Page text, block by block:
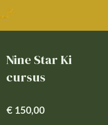
Nine Star Ki
cursus
€ 150,00